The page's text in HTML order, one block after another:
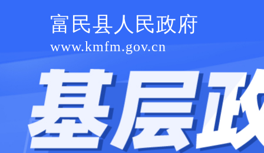
富民县人民政府
www.kmfm.gov.cn